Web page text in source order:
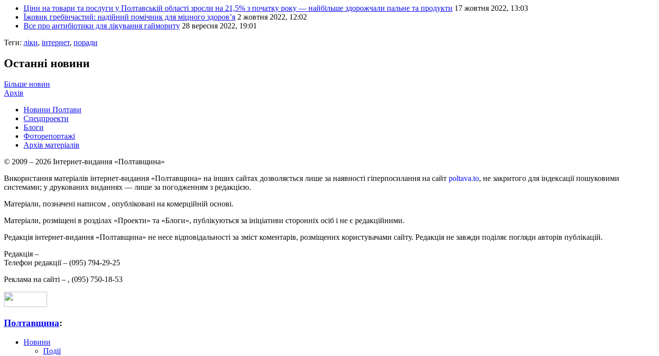
Ціни на товари та послуги у Полтавській області зросли на 21,5% з початку року — найбільше здорожчали пальне та продукти 17 жовтня 2022, 13:03
Їжовик гребінчастий: надійний помічник для міцного здоров’я 2 жовтня 2022, 12:02
Все про антибіотики для лікування гаймориту 28 вересня 2022, 19:01
Теги: ліки, інтернет, поради
Останні новини
Більше новин
Архів
Новини Полтави
Спецпроекти
Блоги
Фоторепортажі
Архів матеріалів
© 2009 – 2026 Інтернет-видання «Полтавщина»
Використання матеріалів інтернет-видання «Полтавщина» на інших сайтах дозволяється лише за наявності гіперпосилання на сайт poltava.to, не закритого для індексації пошуковими
системами; у друкованих виданнях — лише за погодженням з редакцією.
Матеріали, позначені написом , опубліковані на комерційній основі.
Матеріали, розміщені в розділах «Проекти» та «Блоги», публікуються за ініціативи сторонніх осіб і не є редакційними.
Редакція інтернет-видання «Полтавщина» не несе відповідальності за зміст коментарів, розміщених користувачами сайту. Редакція не завжди поділяє погляди авторів публікацій.
Редакція –
Телефон редакції – (095) 794-29-25
Реклама на сайті – , (095) 750-18-53
Полтавщина:
Новини
Події